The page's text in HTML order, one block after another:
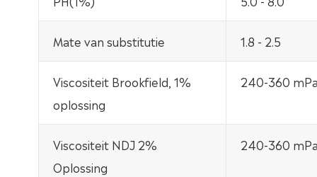
Mate van substitutie 1.8 - 2.5
Viscositeit Brookfield, 1%
oplossing
240-360
Viscositeit NDJ 2%
Oplossing
240-360